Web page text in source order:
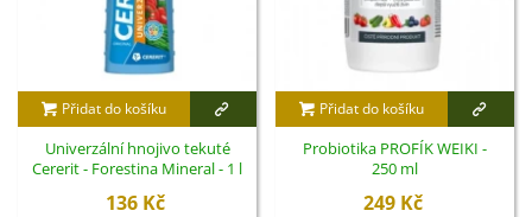
Přidat do košíku
Univerzální hnojivo tekuté
Cererit - Forestina Mineral - 1 l
136 Kč
Přidat do košíku
Probiotika PROFÍK WEIKI -
250 ml
249 Kč